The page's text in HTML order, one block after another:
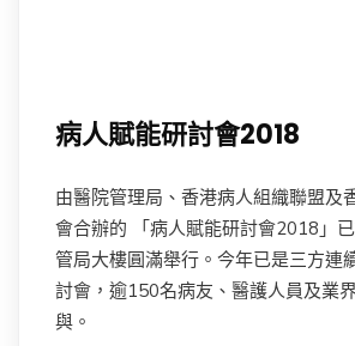
病人賦能研討會2018
由醫院管理局、香港病人組織聯盟及
會合辦的 「病人賦能研討會2018」
管局大樓圓滿舉行。今年已是三方連
討會，逾150名病友、醫護人員及業
與。